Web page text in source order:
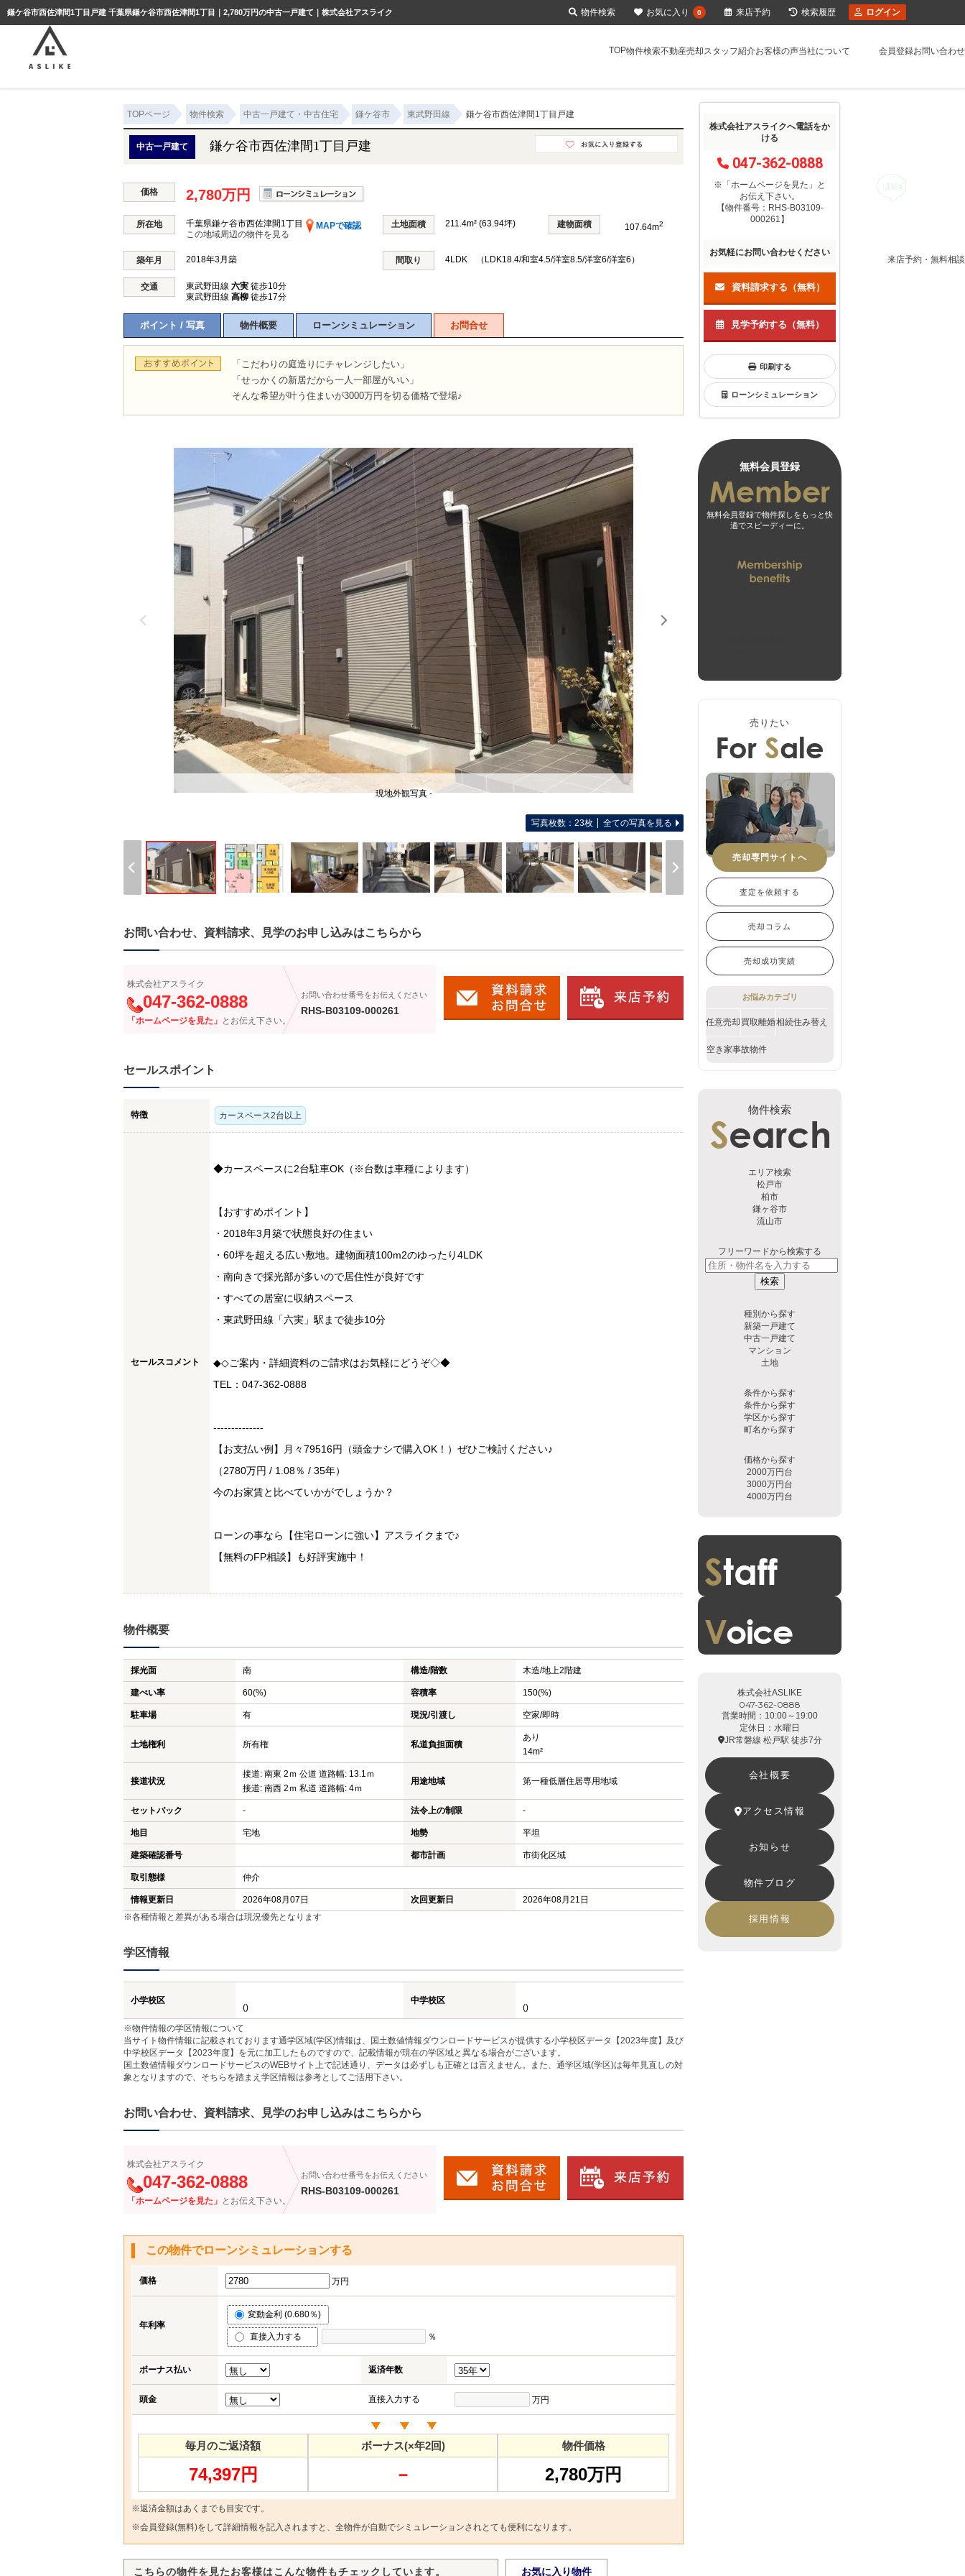
鎌ケ谷市西佐津間1丁目戸建 千葉県鎌ケ谷市西佐津間1丁目｜2,780万円の中古一戸建て｜株式会社アスライク
TOP物件検索不動産売却スタッフ紹介お客様の声当社について 会員登録お問い合わせ
来店予約・無料相談
TOPページ 物件検索 中古一戸建て・中古住宅 鎌ケ谷市 東武野田線 鎌ケ谷市西佐津間1丁目戸建
中古一戸建て 鎌ケ谷市西佐津間1丁目戸建
価格 2,780万円
所在地 千葉県鎌ケ谷市西佐津間1丁目
MAPで確認
この地域周辺の物件を見る
土地面積 211.4m² (63.94坪) 建物面積 107.64m2
築年月 2018年3月築 間取り 4LDK （LDK18.4/和室4.5/洋室8.5/洋室6/洋室6）
交通 東武野田線 六実 徒歩10分
東武野田線 高柳 徒歩17分
ポイント / 写真 物件概要 ローンシミュレーション お問合せ
「こだわりの庭造りにチャレンジしたい」
「せっかくの新居だから一人一部屋がいい」
そんな希望が叶う住まいが3000万円を切る価格で登場♪
現地外観写真 -
写真枚数：23枚 全ての写真を見る
お問い合わせ、資料請求、見学のお申し込みはこちらから
株式会社アスライク
047-362-0888
「ホームページを見た」 とお伝え下さい。
お問い合わせ番号をお伝えください
RHS-B03109-000261
セールスポイント
特徴 カースペース2台以上
セールスコメント
◆カースペースに2台駐車OK（※台数は車種によります）
【おすすめポイント】
・2018年3月築で状態良好の住まい
・60坪を超える広い敷地。建物面積100m2のゆったり4LDK
・南向きで採光部が多いので居住性が良好です
・すべての居室に収納スペース
・東武野田線「六実」駅まで徒歩10分
◆◇ご案内・詳細資料のご請求はお気軽にどうぞ◇◆
TEL：047-362-0888
--------------
【お支払い例】月々79516円（頭金ナシで購入OK！）ぜひご検討ください♪
（2780万円 / 1.08％ / 35年）
今のお家賃と比べていかがでしょうか？
ローンの事なら【住宅ローンに強い】アスライクまで♪
【無料のFP相談】も好評実施中！
物件概要
採光面 南 構造/階数 木造/地上2階建
建ぺい率 60(%) 容積率 150(%)
駐車場 有 現況/引渡し 空家/即時
土地権利 所有権 私道負担面積
あり
14m²
接道状況
接道: 南東 2ｍ 公道 道路幅: 13.1ｍ
接道: 南西 2ｍ 私道 道路幅: 4ｍ
用途地域 第一種低層住居専用地域
セットバック - 法令上の制限 -
地目 宅地 地勢 平坦
建築確認番号 都市計画 市街化区域
取引態様 仲介
情報更新日 2026年08月07日 次回更新日
2026年08月21日
※各種情報と差異がある場合は現況優先となります
学区情報
小学校区
()
中学校区
()
※物件情報の学区情報について
当サイト物件情報に記載されております通学区域(学区)情報は、国土数値情報ダウンロードサービスが提供する小学校区データ【2023年度】及び
中学校区データ【2023年度】を元に加工したものですので、記載情報が現在の学区域と異なる場合がございます。
国土数値情報ダウンロードサービスのWEBサイト上で記述通り、データは必ずしも正確とは言えません。また、通学区域(学区)は毎年見直しの対
象となりますので、そちらを踏まえ学区情報は参考としてご活用下さい。
お問い合わせ、資料請求、見学のお申し込みはこちらから
株式会社アスライク
047-362-0888
「ホームページを見た」 とお伝え下さい。
お問い合わせ番号をお伝えください
RHS-B03109-000261
この物件でローンシミュレーションする
価格 万円
年利率
変動金利 (0.680％)
直接入力する ％
ボーナス払い 返済年数
頭金 直接入力する 万円
毎月のご返済額
74,397円
ボーナス(×年2回)
－
物件価格
2,780万円
※返済金額はあくまでも目安です。
※会員登録(無料)をして詳細情報を記入されますと、全物件が自動でシミュレーションされとても便利になります。
こちらの物件を見たお客様はこんな物件もチェックしています。 お気に入り物件
株式会社アスライクへ電話をか
ける
047-362-0888
※「ホームページを見た」
と
お伝え下さい。
【物件番号：RHS-B03109-
000261】
お気軽にお問い合わせください
資料請求する（無料）
見学予約する（無料）
印刷する
ローンシミュレーション
無料会員登録
無料会員登録で物件探しをもっと快
適でスピーディーに。
売りたい
売却専門サイトへ
査定を依頼する
売却コラム
売却成功実績
お悩みカテゴリ
任意売却 買取離婚相続住み替え
空き家事故物件
物件検索
エリア検索
松戸市
柏市
鎌ヶ谷市
流山市
フリーワードから検索する
検索
種別から探す
新築一戸建て
中古一戸建て
マンション
土地
条件から探す
条件から探す
学区から探す
町名から探す
価格から探す
2000万円台
3000万円台
4000万円台
株式会社ASLIKE
047-362-0888
営業時間：10:00～19:00
定休日：水曜日
JR常磐線 松戸駅 徒歩7分
会社概要
アクセス情報
お知らせ
物件ブログ
採用情報
物件検索 お気に入り 0 来店予約 検索履歴 ログイン
ようこそゲスト様